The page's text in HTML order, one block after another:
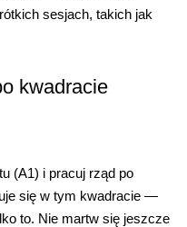
sesjach, takich jak
kwadracie
(A1) i pracuj rząd po
się w tym kwadracie —
to. Nie martw się jeszcze